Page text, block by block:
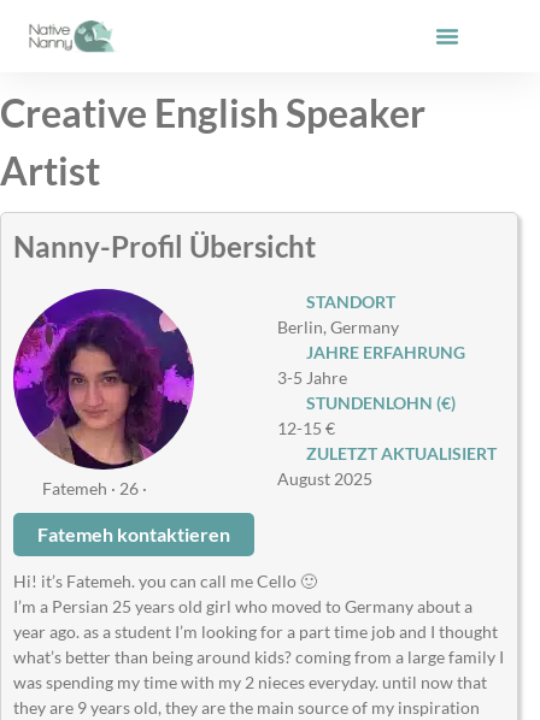
Inhalt
Creative English Speaker
Artist
Nanny-Profil Übersicht
Fatemeh · 26 ·
STANDORT
Berlin, Germany
JAHRE ERFAHRUNG
3-5 Jahre
STUNDENLOHN (€)
12-15 €
ZULETZT AKTUALISIERT
August 2025
Fatemeh kontaktieren
Hi! it’s Fatemeh. you can call me Cello 🙂
I’m a Persian 25 years old girl who moved to Germany about a
year ago. as a student I’m looking for a part time job and I thought
what’s better than being around kids? coming from a large family I
was spending my time with my 2 nieces everyday. until now that
they are 9 years old, they are the main source of my inspiration